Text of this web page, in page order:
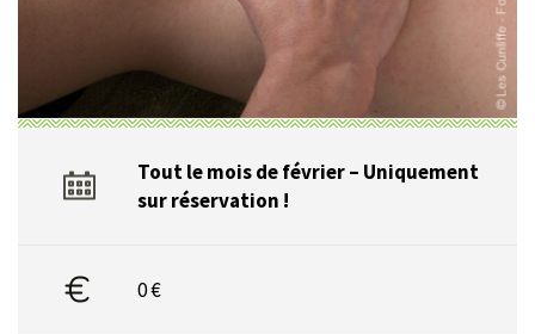
Tout le mois de février– Uniquement
sur réservation !
0 €